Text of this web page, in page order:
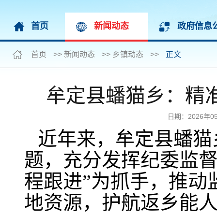
首页 新闻动态 政府信息
首页 >> 新闻动态 >> 乡镇动态 >> 正文
牟定县蟠猫乡：精
日期：2026年
近年来，牟定县蟠
题，充分发挥纪委监
程跟进”为抓手，推
地资源，护航返乡能